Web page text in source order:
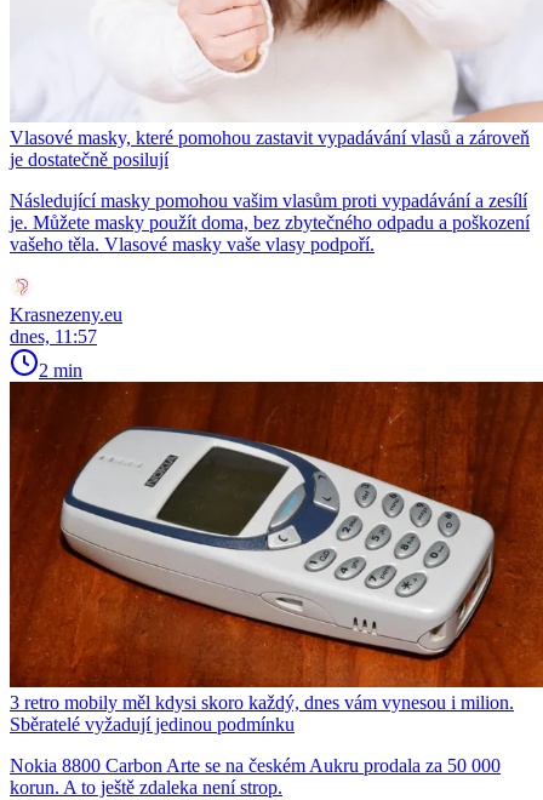
Vlasové masky, které pomohou zastavit vypadávání vlasů a zároveň
je dostatečně posilují
Následující masky pomohou vašim vlasům proti vypadávání a zesílí
je. Můžete masky použít doma, bez zbytečného odpadu a poškození
vašeho těla. Vlasové masky vaše vlasy podpoří.
Krasnezeny.eu
dnes, 11:57
2 min
3 retro mobily měl kdysi skoro každý, dnes vám vynesou i milion.
Sběratelé vyžadují jedinou podmínku
Nokia 8800 Carbon Arte se na českém Aukru prodala za 50 000
korun. A to ještě zdaleka není strop.